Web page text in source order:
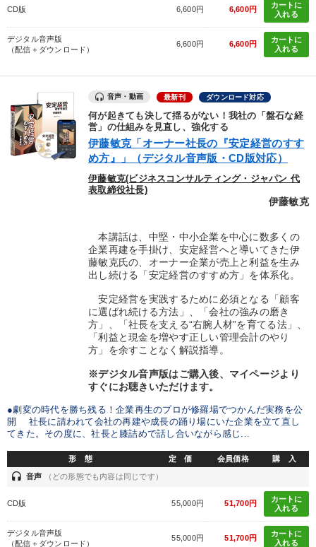
CD版 6,600円 6,600円
カートに
入れる
デジタル音声版
（配信＋ダウンロード）
6,600円 6,600円
カートに
入れる
音声・動画 最新刊 ダウンロード対応
何が起きても決して揺るがない！我社の「盤石な経
営」の仕組みを見直し、強化する
伊藤敏克「オーナー社長の『安定経営のすす
め方』」（デジタル音声版・CD版対応）
伊藤敏克(ビジネスコンサルティング・ジャパン 代
表取締役社長)
伊藤敏克
本講話は、中堅・中小企業を中心に数多くの
企業再建を手掛け、安定経営へと導いてきた伊
藤敏克氏の、オーナー企業が売上と利益を生み
出し続ける「安定経営のすすめ方」を体系化。
安定経営を実践するために必須となる「顧客
に選ばれ続ける方法」、「会社の強みの磨き
方」、「社長を支える“右腕人材”を育てる法」、
「利益と現金を増やす正しい管理会計のやり
方」を余すことなく解説指導。
※デジタル音声版はご購入後、マイページより
すぐにお聴きいただけます。
●劇変の時代を勝ち残る！企業再生のプロが修羅場でつかんだ実務を公
開 社長に請われて会社の再建や成長の踊り場にいた企業を立て直し
てきた。その度に、社長と膝詰めで話し合いながら感じ...
形 態 定 価 会員価格 購 入
headset 音声 （どの形態でも内容は同じです）
CD版 55,000円 51,700円
カートに
入れる
デジタル音声版
（配信＋ダウンロード）
55,000円 51,700円
カートに
入れる